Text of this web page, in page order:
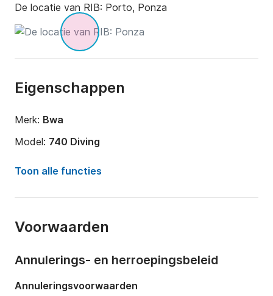
De locatie van RIB: Porto, Ponza
Eigenschappen
Merk: Bwa
Model: 740 Diving
Motorkracht:
200pk
Capaciteit aan boord:
Toon alle functies
Voorwaarden
Annulerings- en herroepingsbeleid
Annuleringsvoorwaarden